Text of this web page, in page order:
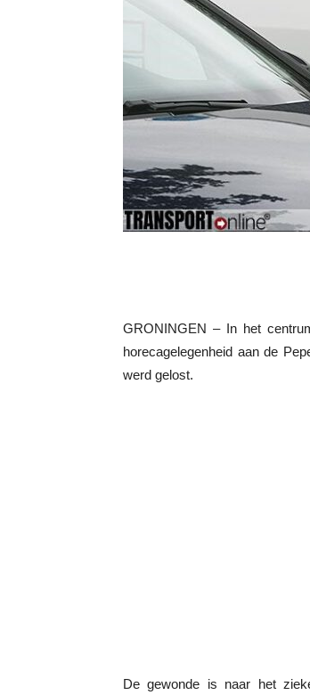
GRONINGEN – In het
horecagelegenheid aan de
werd gelost.
De gewonde is naar het